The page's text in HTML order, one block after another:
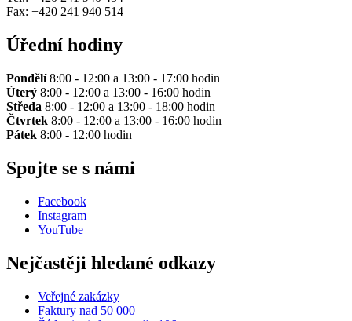
Fax: +420 241 940 514
Úřední hodiny
Pondělí8:00 - 12:00 a 13:00 - 17:00 hodin
Úterý 8:00 - 12:00 a 13:00 - 16:00 hodin
Středa 8:00 - 12:00 a 13:00 - 18:00 hodin
Čtvrtek 8:00 - 12:00 a 13:00 - 16:00 hodin
Pátek 8:00 - 12:00 hodin
Spojte se s námi
Facebook
Instagram
YouTube
Nejčastěji hledané odkazy
Veřejné zakázky
Faktury nad 50 000